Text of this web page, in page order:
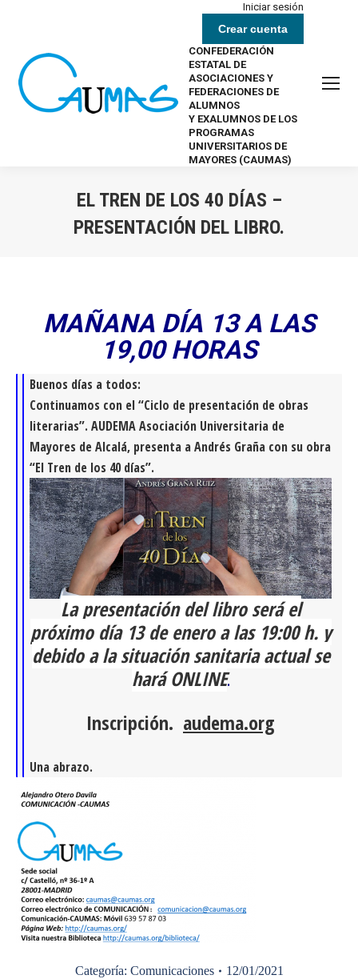
Iniciar sesión
Crear cuenta
CONFEDERACIÓN
ESTATAL DE
ASOCIACIONES Y
FEDERACIONES DE
ALUMNOS
Y EXALUMNOS DE LOS
PROGRAMAS
UNIVERSITARIOS DE
MAYORES (CAUMAS)
EL TREN DE LOS 40 DÍAS –
PRESENTACIÓN DEL LIBRO.
MAÑANA DÍA 13 A LAS
19,00 HORAS
Buenos días a todos:
Continuamos con el “Ciclo de presentación de obras
literarias”. AUDEMA Asociación Universitaria de
Mayores de Alcalá,presenta a Andrés Graña con su obra
“El Tren de los 40 días”.
La presentación del libro será el
próximo día 13 de enero a las 19:00 h. y
debido a la situación sanitaria actual se
hará ONLINE.
Inscripción. audema.org
Una abrazo.
Categoría: Comunicaciones 12/01/2021